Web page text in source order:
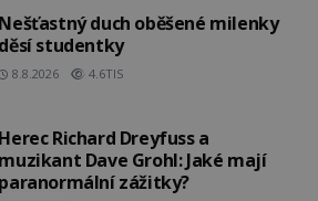
Nešťastný duch oběšené milenky
děsí studentky
8.8.2026 4.6TIS
Herec Richard Dreyfuss a
muzikant Dave Grohl: Jaké mají
paranormální zážitky?